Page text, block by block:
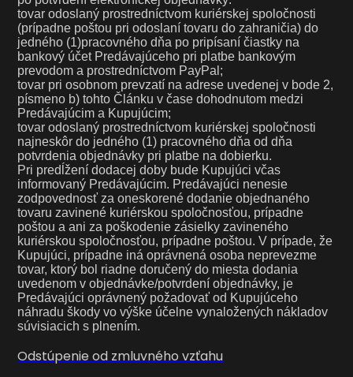
tovar odoslaný prostredníctvom kuriérskej spoločnosti
(prípadne poštou pri odoslaní tovaru do zahraničia) do
jedného (1)pracovného dňa po pripísaní čiastky na
bankový účet Predávajúceho pri platbe bankovým
prevodom a prostredníctvom PayPal;
tovar pri osobnom prevzatí na adrese uvedenej v bode 2,
písmeno b) tohto Článku v čase dohodnutom medzi
Predávajúcim a Kupujúcim;
tovar odoslaný prostredníctvom kuriérskej spoločnosti
najneskôr do jedného (1) pracovného dňa od dňa
potvrdenia objednávky pri platbe na dobierku.
Pri predĺžení dodacej doby bude Kupujúci včas
informovaný Predávajúcim. Predávajúci nenesie
zodpovednosť za oneskorené dodanie objednaného
tovaru zavinené kuriérskou spoločnosťou, prípadne
poštou a ani za poškodenie zásielky zavineného
kuriérskou spoločnosťou, prípadne poštou. V prípade, že
Kupujúci, prípadne iná oprávnená osoba neprevezme
tovar, ktorý bol riadne doručený do miesta dodania
uvedenom v objednávke/potvrdení objednávky, je
Predávajúci oprávnený požadovať od Kupujúceho
náhradu škody vo výške účelne vynaložených nákladov
súvisiacich s plnením.
Odstúpenie od zmluvného vzťahu